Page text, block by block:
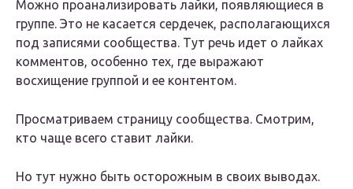
Можно проанализировать лайки, появляющиеся в
группе. Это не касается сердечек, располагающихся
под записями сообщества. Тут речь идет о лайках
комментов, особенно тех, где выражают
восхищение группой и ее контентом.
Просматриваем страницу сообщества. Смотрим,
кто чаще всего ставит лайки.
Но тут нужно быть осторожным в своих выводах.